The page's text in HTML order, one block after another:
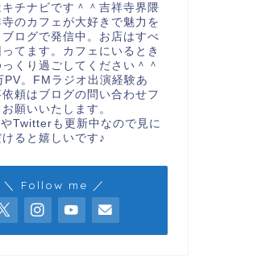
キチナビです＾＾吉祥寺界隈
のカフェが大好きで魅力を
ログで発信中。お店はすべ
てます。カフェにいるとき
くり過ごしてください＾＾
PV。FMラジオ出演経験あ
依頼はブログの問い合わせフ
願いいたします。
Twitterも更新中なので見に
ると嬉しいです♪
＼ Follow me ／